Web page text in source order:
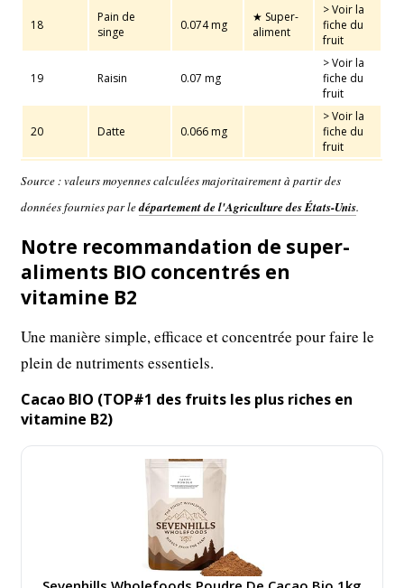
18
Pain de
singe
0.074 mg
★ Super-
aliment
> Voir la
fiche du
fruit
19 Raisin 0.07 mg
> Voir la
fiche du
fruit
20 Datte 0.066 mg
> Voir la
fiche du
fruit
Source : valeurs moyennes calculées majoritairement à partir des
données fournies par ledépartement de l'Agriculture des États-Unis.
Notre recommandation de super-
aliments BIO concentrés en
vitamine B2
Une manière simple, efficace et concentrée pour faire le
plein de nutriments essentiels.
Cacao BIO (TOP#1 des fruits les plus riches en
vitamine B2)